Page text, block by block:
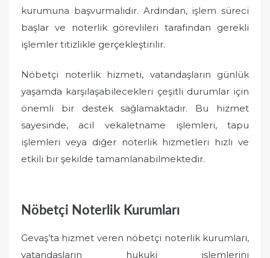
kurumuna başvurmalıdır. Ardından, işlem süreci
başlar ve noterlik görevlileri tarafından gerekli
işlemler titizlikle gerçekleştirilir.
Nöbetçi noterlik hizmeti, vatandaşların günlük
yaşamda karşılaşabilecekleri çeşitli durumlar için
önemli bir destek sağlamaktadır. Bu hizmet
sayesinde, acil vekaletname işlemleri, tapu
işlemleri veya diğer noterlik hizmetleri hızlı ve
etkili bir şekilde tamamlanabilmektedir.
Nöbetçi Noterlik Kurumları
Gevaş’ta hizmet veren nöbetçi noterlik kurumları,
vatandaşların hukuki işlemlerini